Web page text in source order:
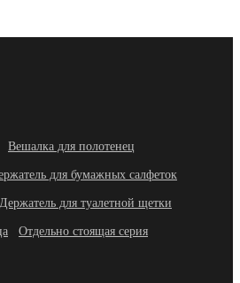
Вешалка для полотенец
для бумажных салфеток
Держатель для туалетной щетки
Отдельно стоящая серия